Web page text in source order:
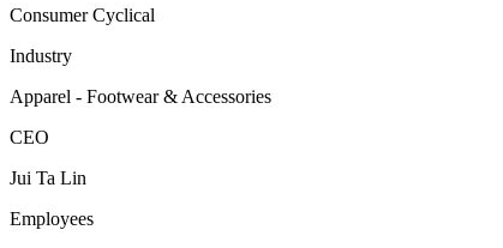
Consumer Cyclical
Industry
Apparel - Footwear & Accessories
CEO
Jui Ta Lin
Employees